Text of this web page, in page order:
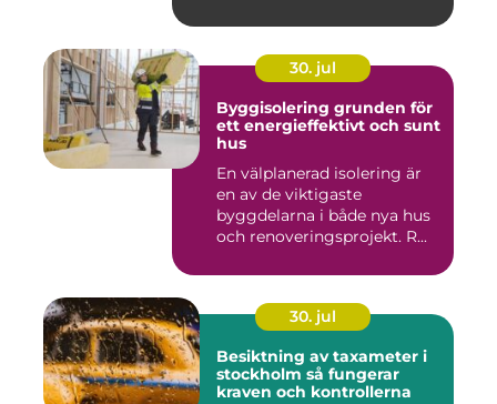
30. jul
Byggisolering grunden för
ett energieffektivt och sunt
hus
En välplanerad isolering är
en av de viktigaste
byggdelarna i både nya hus
och renoveringsprojekt. R...
30. jul
Besiktning av taxameter i
stockholm så fungerar
kraven och kontrollerna